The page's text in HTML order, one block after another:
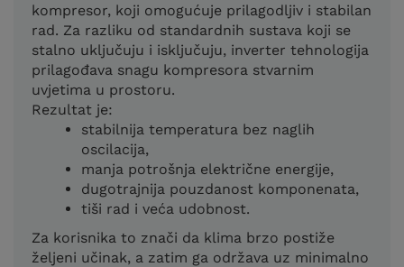
kompresor, koji omogućuje prilagodljiv i stabilan
rad. Za razliku od standardnih sustava koji se
stalno uključuju i isključuju, inverter tehnologija
prilagođava snagu kompresora stvarnim
uvjetima u prostoru.
Rezultat je:
stabilnija temperatura bez naglih
oscilacija,
manja potrošnja električne energije,
dugotrajnija pouzdanost komponenata,
tiši rad i veća udobnost.
Za korisnika to znači da klima brzo postiže
željeni učinak, a zatim ga održava uz minimalno